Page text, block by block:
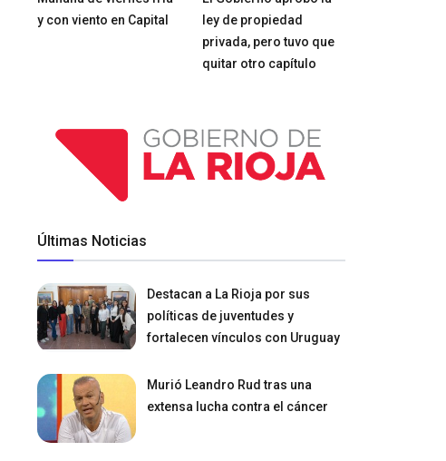
y con viento en Capital
ley de propiedad
privada, pero tuvo que
quitar otro capítulo
Últimas Noticias
Destacan a La Rioja por sus
políticas de juventudes y
fortalecen vínculos con Uruguay
Murió Leandro Rud tras una
extensa lucha contra el cáncer